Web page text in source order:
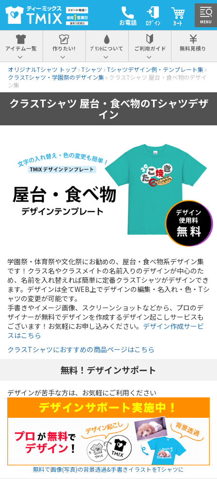
お電話 ﾛｸﾞｲﾝ ｶｰﾄ
アイテム一覧 作りたい! ﾌﾟﾘﾝﾄについて ご利用ガイド 無料見積り
オリジナルTシャツ トップ Tシャツ
Tシャツデザイン例・テンプレート集
クラスTシャツ・学園祭のデザイン集
クラスTシャツ 屋台・食べ物のデザイ
ン集
クラスTシャツ 屋台・食べ物のTシャツデザ
イン
学園祭・体育祭や文化祭にお勧めの、屋台・食べ物系デザイン集
です！クラス名やクラスメイトの名前入りのデザインが中心のた
め、名前を入れ替えれば簡単に定番クラスTシャツがデザインでき
ます。デザインは全てWEB上でデザインの編集・名入れ・色・Tシ
ャツの変更が可能です。
手書きやイメージ画像、スクリーンショットなどから、プロのデ
ザイナーが無料でデザインを作成するデザイン起こしサービスも
ございます！お気軽にお申し込みください。 デザイン作成サービ
スはこちら
クラスTシャツにおすすめの商品ページはこちら
無料！デザインサポート
デザインが苦手な方は、お気軽にご利用ください
無料で画像(写真)の背景透過&手書きイラストをTシャツに
MENU